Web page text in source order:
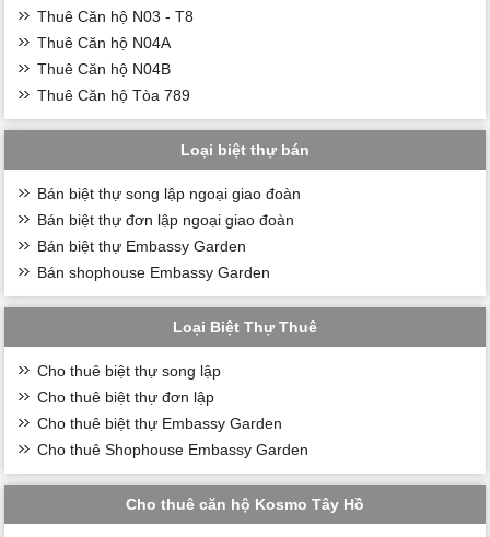
Thuê Căn hộ N03 - T8
Thuê Căn hộ N04A
Thuê Căn hộ N04B
Thuê Căn hộ Tòa 789
Loại biệt thự bán
Bán biệt thự song lập ngoại giao đoàn
Bán biệt thự đơn lập ngoại giao đoàn
Bán biệt thự Embassy Garden
Bán shophouse Embassy Garden
Loại Biệt Thự Thuê
Cho thuê biệt thự song lập
Cho thuê biệt thự đơn lập
Cho thuê biệt thự Embassy Garden
Cho thuê Shophouse Embassy Garden
Cho thuê căn hộ Kosmo Tây Hồ